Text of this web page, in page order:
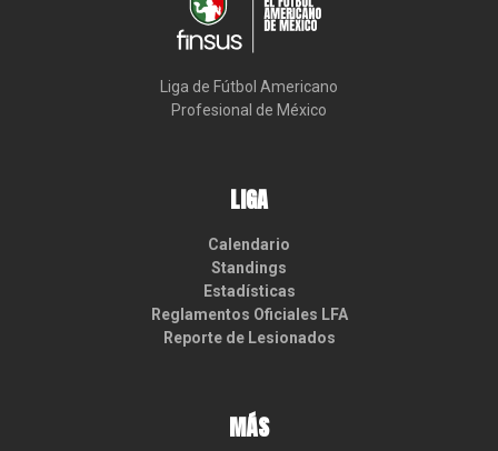
Liga de Fútbol Americano
Profesional de México
LIGA
Calendario
Standings
Estadísticas
Reglamentos Oficiales LFA
Reporte de Lesionados
MÁS